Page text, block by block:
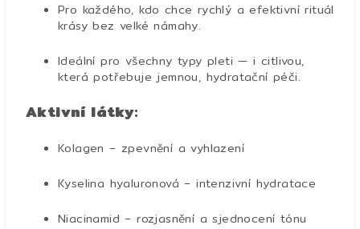
Pro každého, kdo chce rychlý a efektivní rituál
krásy bez velké námahy.
Ideální pro všechny typy pleti — i citlivou,
která potřebuje jemnou, hydratační péči.
Aktivní látky:
Kolagen – zpevnění a vyhlazení
Kyselina hyaluronová – intenzivní hydratace
Niacinamid – rozjasnění a sjednocení tónu